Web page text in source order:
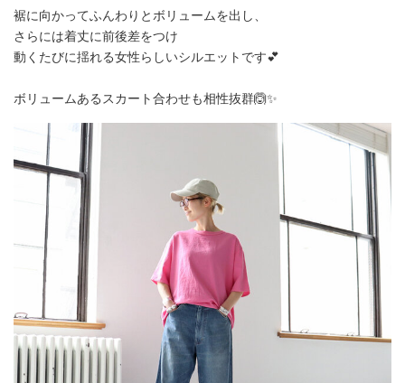
裾に向かってふんわりとボリュームを出し、
さらには着丈に前後差をつけ
動くたびに揺れる女性らしいシルエットです💕
ボリュームあるスカート合わせも相性抜群🙆✨